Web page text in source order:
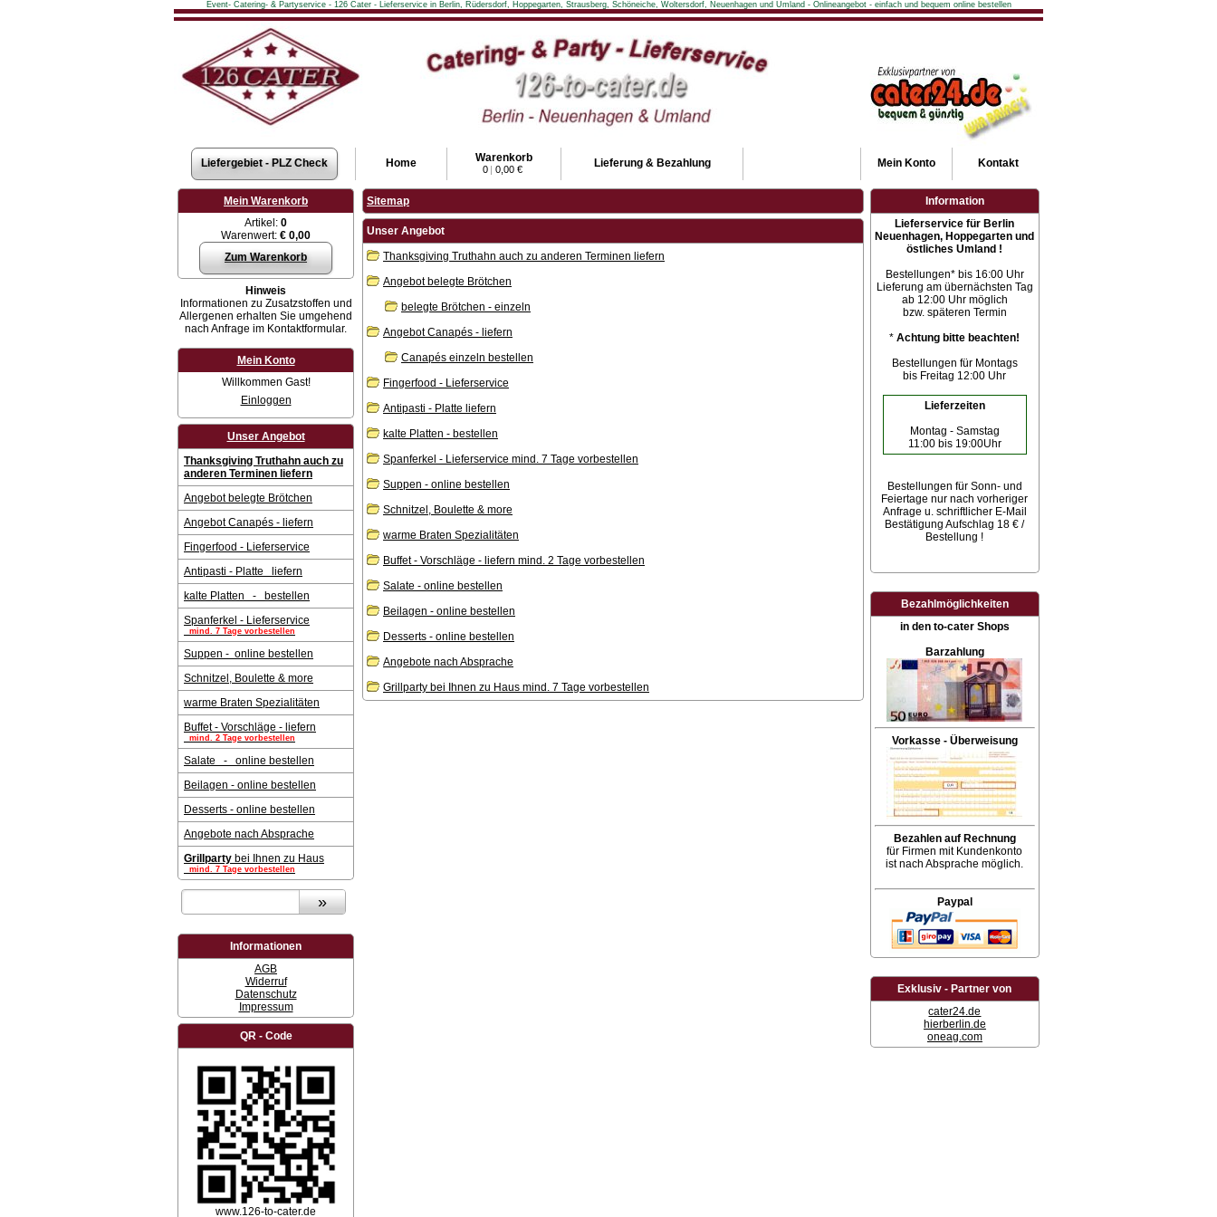
Event- Catering- & Partyservice - 126 Cater - Lieferservice in Berlin, Rüdersdorf, Hoppegarten, Strausberg, Schöneiche, Woltersdorf, Neuenhagen und Umland - Onlineangebot - einfach und bequem online bestellen
Liefergebiet - PLZ Check Home Warenkorb
0 | 0,00 € Lieferung & Bezahlung Kontakt
Mein Konto
Mein Warenkorb
Artikel: 0
Warenwert: € 0,00
Zum Warenkorb
Hinweis
Informationen zu Zusatzstoffen und
Allergenen erhalten Sie umgehend
nach Anfrage im Kontaktformular.
Mein Konto
Willkommen Gast!
Einloggen
Unser Angebot
Thanksgiving Truthahn auch zu
anderen Terminen liefern
Angebot belegte Brötchen
Angebot Canapés - liefern
Fingerfood - Lieferservice
Antipasti - Platte liefern
kalte Platten - bestellen
Spanferkel - Lieferservice
mind. 7 Tage vorbestellen
Suppen - online bestellen
Schnitzel, Boulette & more
warme Braten Spezialitäten
Buffet - Vorschläge - liefern
mind. 2 Tage vorbestellen
Salate - online bestellen
Beilagen - online bestellen
Desserts - online bestellen
Angebote nach Absprache
Grillparty bei Ihnen zu Haus
mind. 7 Tage vorbestellen
Informationen
AGB
Widerruf
Datenschutz
Impressum
QR - Code
www.126-to-cater.de
Sitemap
Unser Angebot
Thanksgiving Truthahn auch zu anderen Terminen liefern
Angebot belegte Brötchen
belegte Brötchen - einzeln
Angebot Canapés - liefern
Canapés einzeln bestellen
Fingerfood - Lieferservice
Antipasti - Platte liefern
kalte Platten - bestellen
Spanferkel - Lieferservice mind. 7 Tage vorbestellen
Suppen - online bestellen
Schnitzel, Boulette & more
warme Braten Spezialitäten
Buffet - Vorschläge - liefern mind. 2 Tage vorbestellen
Salate - online bestellen
Beilagen - online bestellen
Desserts - online bestellen
Angebote nach Absprache
Grillparty bei Ihnen zu Haus mind. 7 Tage vorbestellen
Information
Lieferservice für Berlin
Neuenhagen, Hoppegarten und
östliches Umland !
Bestellungen* bis 16:00 Uhr
Lieferung am übernächsten Tag
ab 12:00 Uhr möglich
bzw. späteren Termin
*Achtung bitte beachten!
Bestellungen für Montags
bis Freitag 12:00 Uhr
Lieferzeiten
Montag - Samstag
11:00 bis 19:00Uhr
Bestellungen für Sonn- und
Feiertagenur nach vorheriger
Anfrage u. schriftlicher E-Mail
Bestätigung Aufschlag 18 € /
Bestellung !
Bezahlmöglichkeiten
in den to-cater Shops
Barzahlung
Vorkasse - Überweisung
Bezahlen auf Rechnung
für Firmen mit Kundenkonto
ist nach Absprache möglich.
Paypal
Exklusiv - Partner von
cater24.de
hierberlin.de
oneag.com